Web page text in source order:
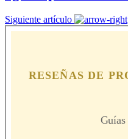
Siguiente artículo